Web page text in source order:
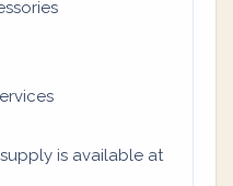
is available at